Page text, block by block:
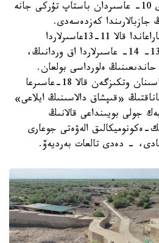
- سىعاناق قالاسىنىڭ اتاۋى 10- عاسىردان باستاپ تۇركى جانە
جازبالارىندا كەزدەسەدى.
ورتاعاسىرلىق دەرەكتەرگە قاراعاندا قالا 11-13عاسىرلاردا
دەشتى- قىپشاق ەلىنىڭ، 13- 14- عاسىرلاردا اق وردانىڭ،
حاندىعىنىڭ ەلورداسى بولعان.
ءتۇرلى تاريحي كەزەڭدى باسىنان وتكىزگەن قالا 18-عاسىرعا
«قىپشاق دالاسىنىڭ ايلاعى»
جولى بويىنداعى قالانىڭ
ەكونوميكالىق الەۋەتى جوعارى
- دەدى تالعات بەرديەۆ.